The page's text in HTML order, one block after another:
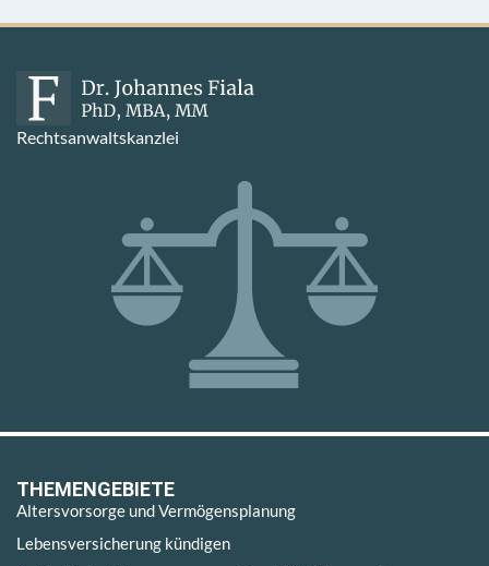
Rechtsanwaltskanzlei
THEMENGEBIETE
Altersvorsorge und Vermögensplanung
Lebensversicherung kündigen